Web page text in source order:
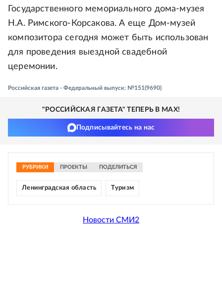
Государственного мемориального дома-музея
Н.А. Римского-Корсакова. А еще Дом-музей
композитора сегодня может быть использован
для проведения выездной свадебной
церемонии.
Российская газета - Федеральный выпуск: №151(9690)
"РОССИЙСКАЯ ГАЗЕТА" ТЕПЕРЬ В MAX!
Подписывайтесь на нас
РУБРИКИ ПРОЕКТЫ ПОДЕЛИТЬСЯ
Ленинградская область Туризм
Новости СМИ2